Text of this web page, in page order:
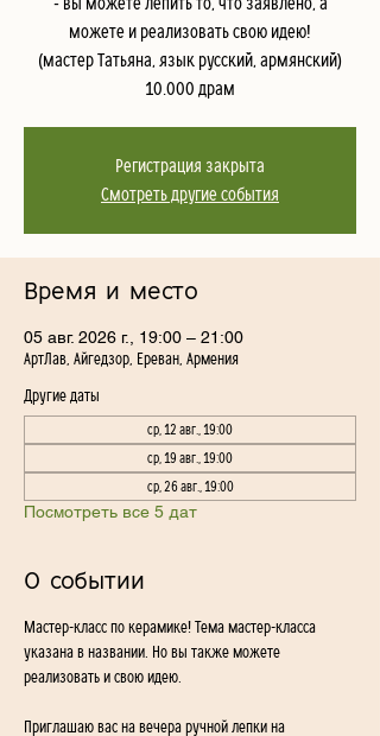
можете и реализовать свою идею!
(мастер Татьяна, язык русский, армянский)
10.000 драм
Регистрация закрыта
Смотреть другие события
Время и место
05 авг. 2026 г., 19:00 – 21:00
АртЛав, Айгедзор, Ереван, Армения
Другие даты
ср, 12 авг., 19:00
ср, 19 авг., 19:00
ср, 26 авг., 19:00
Посмотреть все 5 дат
О событии
Мастер-класс по керамике! Тема мастер-класса
указана в названии. Но вы также можете
реализовать и свою идею.
Приглашаю вас на вечера ручной лепки на